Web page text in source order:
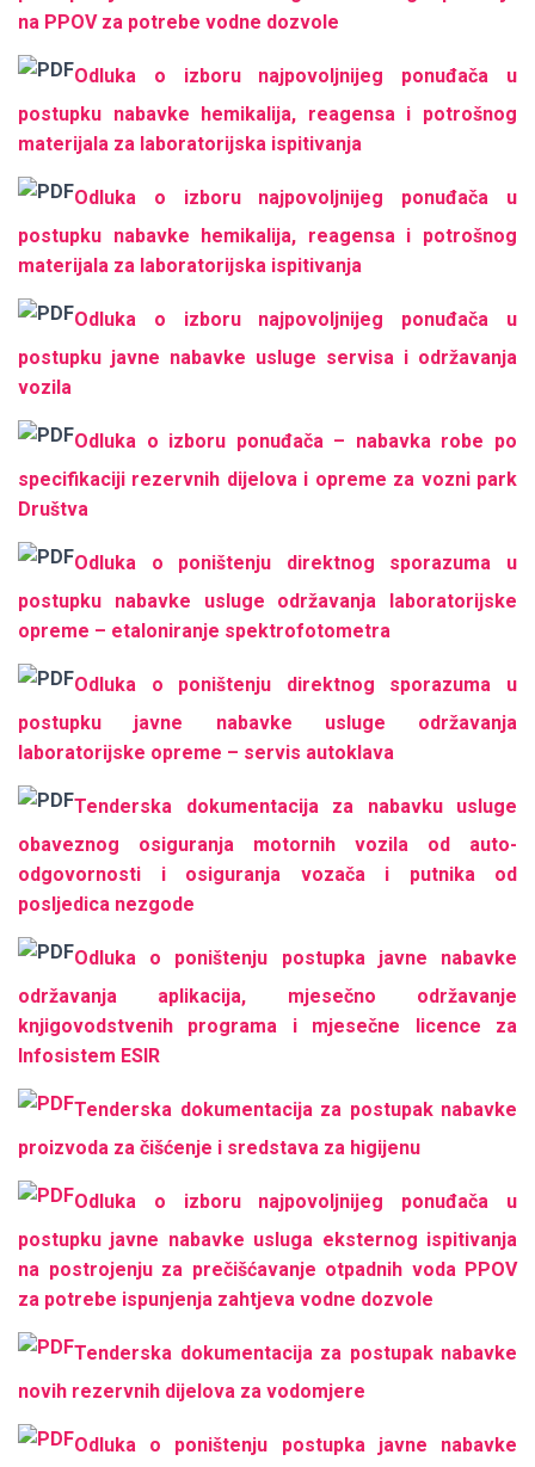
na PPOV za potrebe vodne dozvole
Odluka o izboru najpovoljnijeg ponuđača u
postupku nabavke hemikalija, reagensa i potrošnog
materijala za laboratorijska ispitivanja
Odluka o izboru najpovoljnijeg ponuđača u
postupku nabavke hemikalija, reagensa i potrošnog
materijala za laboratorijska ispitivanja
Odluka o izboru najpovoljnijeg ponuđača u
postupku javne nabavke usluge servisa i održavanja
vozila
Odluka o izboru ponuđača – nabavka robe po
specifikaciji rezervnih dijelova i opreme za vozni park
Društva
Odluka o poništenju direktnog sporazuma u
postupku nabavke usluge održavanja laboratorijske
opreme – etaloniranje spektrofotometra
Odluka o poništenju direktnog sporazuma u
postupku javne nabavke usluge održavanja
laboratorijske opreme – servis autoklava
Tenderska dokumentacija za nabavku usluge
obaveznog osiguranja motornih vozila od auto-
odgovornosti i osiguranja vozača i putnika od
posljedica nezgode
Odluka o poništenju postupka javne nabavke
održavanja aplikacija, mjesečno održavanje
knjigovodstvenih programa i mjesečne licence za
Infosistem ESIR
Tenderska dokumentacija za postupak nabavke
proizvoda za čišćenje i sredstava za higijenu
Odluka o izboru najpovoljnijeg ponuđača u
postupku javne nabavke usluga eksternog ispitivanja
na postrojenju za prečišćavanje otpadnih voda PPOV
za potrebe ispunjenja zahtjeva vodne dozvole
Tenderska dokumentacija za postupak nabavke
novih rezervnih dijelova za vodomjere
Odluka o poništenju postupka javne nabavke